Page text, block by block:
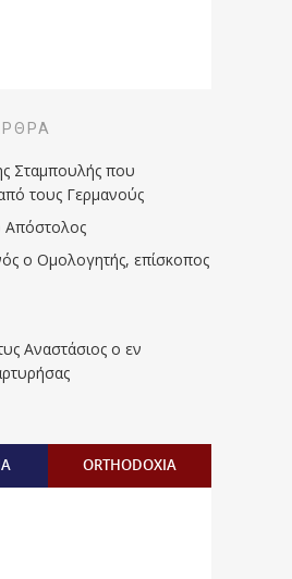
Σταμπουλής που
τους Γερμανούς
Απόστολος
ο Ομολογητής, επίσκοπος
Αναστάσιος ο εν
ORTHODOXIA